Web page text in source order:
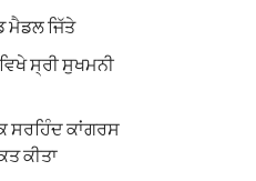
ਮੈਡਲ ਜਿੱਤੇ
ਸ੍ਰੀ ਸੁਖਮਨੀ
ਸਰਹਿੰਦ ਕਾਂਗਰਸ
ਕੀਤਾ